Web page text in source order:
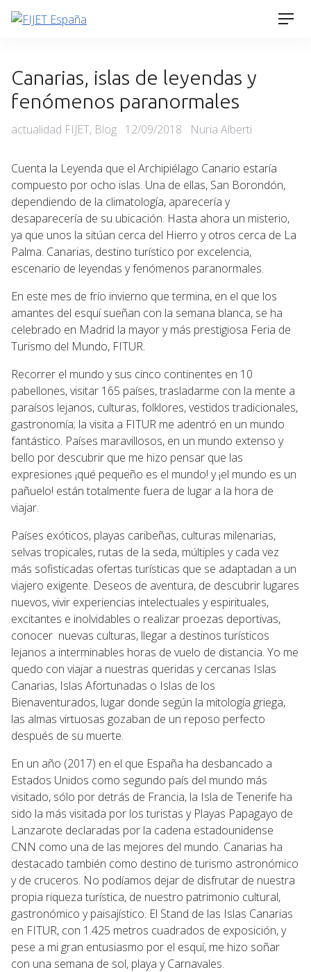
Skip
Canarias, islas de leyendas y
fenómenos paranormales
Categories
actualidad FIJET, Blog Posted
12/09/2018 Nuria Alberti
Cuenta la Leyenda que el Archipiélago Canario estaría
compuesto por ocho islas. Una de ellas, San Borondón,
dependiendo de la climatología, aparecería y
desaparecería de su ubicación. Hasta ahora un misterio,
ya que unos la sitúan cerca del Hierro y otros cerca de La
Palma. Canarias, destino turístico por excelencia,
escenario de leyendas y fenómenos paranormales.
En este mes de frío invierno que termina, en el que los
amantes del esquí sueñan con la semana blanca, se ha
celebrado en Madrid la mayor y más prestigiosa Feria de
Turismo del Mundo, FITUR.
Recorrer el mundo y sus cinco continentes en 10
pabellones, visitar 165 países, trasladarme con la mente a
paraísos lejanos, culturas, folklores, vestidos tradicionales,
gastronomía; la visita a FITUR me adentró en un mundo
fantástico. Países maravillosos, en un mundo extenso y
bello por descubrir que me hizo pensar que las
expresiones ¡qué pequeño es el mundo! y ¡el mundo es un
pañuelo! están totalmente fuera de lugar a la hora de
viajar.
Países exóticos, playas caribeñas, culturas milenarias,
selvas tropicales, rutas de la seda, múltiples y cada vez
más sofisticadas ofertas turísticas que se adaptadan a un
viajero exigente. Deseos de aventura, de descubrir lugares
nuevos, vivir experiencias intelectuales y espirituales,
excitantes e inolvidables o realizar proezas deportivas,
conocer nuevas culturas, llegar a destinos turísticos
lejanos a interminables horas de vuelo de distancia. Yo me
quedo con viajar a nuestras queridas y cercanas Islas
Canarias, Islas Afortunadas o Islas de los
Bienaventurados, lugar donde según la mitología griega,
las almas virtuosas gozaban de un reposo perfecto
después de su muerte.
En un año (2017) en el que España ha desbancado a
Estados Unidos como segundo país del mundo más
visitado, sólo por detrás de Francia, la Isla de Tenerife ha
sido la más visitada por los turistas y Playas Papagayo de
Lanzarote declaradas por la cadena estadounidense
CNN como una de las mejores del mundo. Canarias ha
destacado también como destino de turismo astronómico
y de cruceros. No podíamos dejar de disfrutar de nuestra
propia riqueza turística, de nuestro patrimonio cultural,
gastronómico y paisajístico. El Stand de las Islas Canarias
en FITUR, con 1.425 metros cuadrados de exposición, y
pese a mi gran entusiasmo por el esquí, me hizo soñar
con una semana de sol, playa y Carnavales.